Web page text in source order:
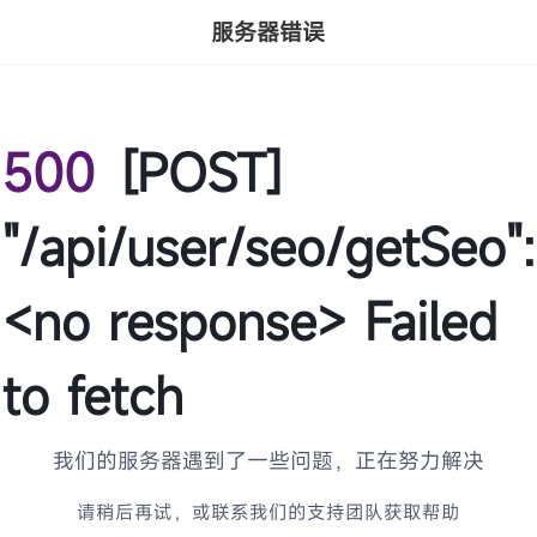
服务器错误
500 [POST]
"/api/user/seo/getSeo":
<no response> Failed
to fetch
我们的服务器遇到了一些问题，正在努力解决
请稍后再试，或联系我们的支持团队获取帮助